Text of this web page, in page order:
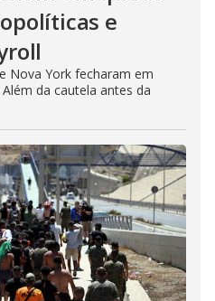
e
Nova York fecharam em
da cautela antes da